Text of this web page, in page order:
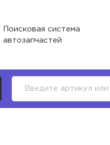
Поисковая система
автозапчастей